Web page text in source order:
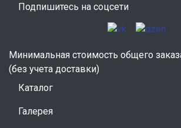
Подпишитесь на соцсети
Минимальная стоимость общего
(без учета доставки)
Каталог
Галерея